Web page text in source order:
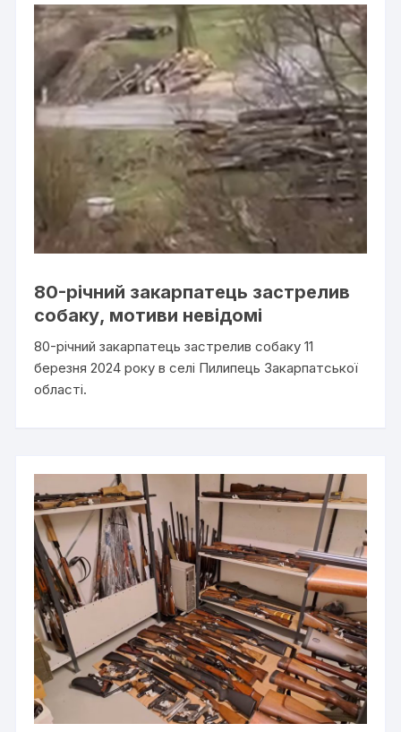
80-річний закарпатець застрелив
собаку, мотиви невідомі
80-річний закарпатець застрелив собаку 11
березня 2024 року в селі Пилипець Закарпатської
області.